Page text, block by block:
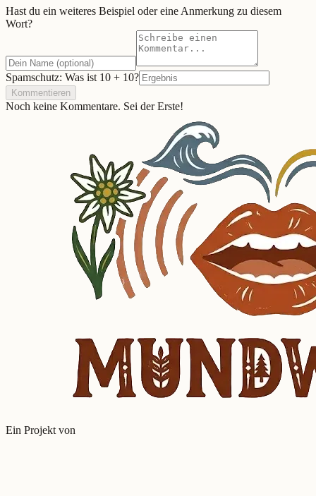
Hast du ein weiteres Beispiel oder eine Anmerkung zu diesem
Wort?
Spamschutz: Was ist 10 + 10?
Kommentieren
Noch keine Kommentare. Sei der Erste!
Ein Projekt von